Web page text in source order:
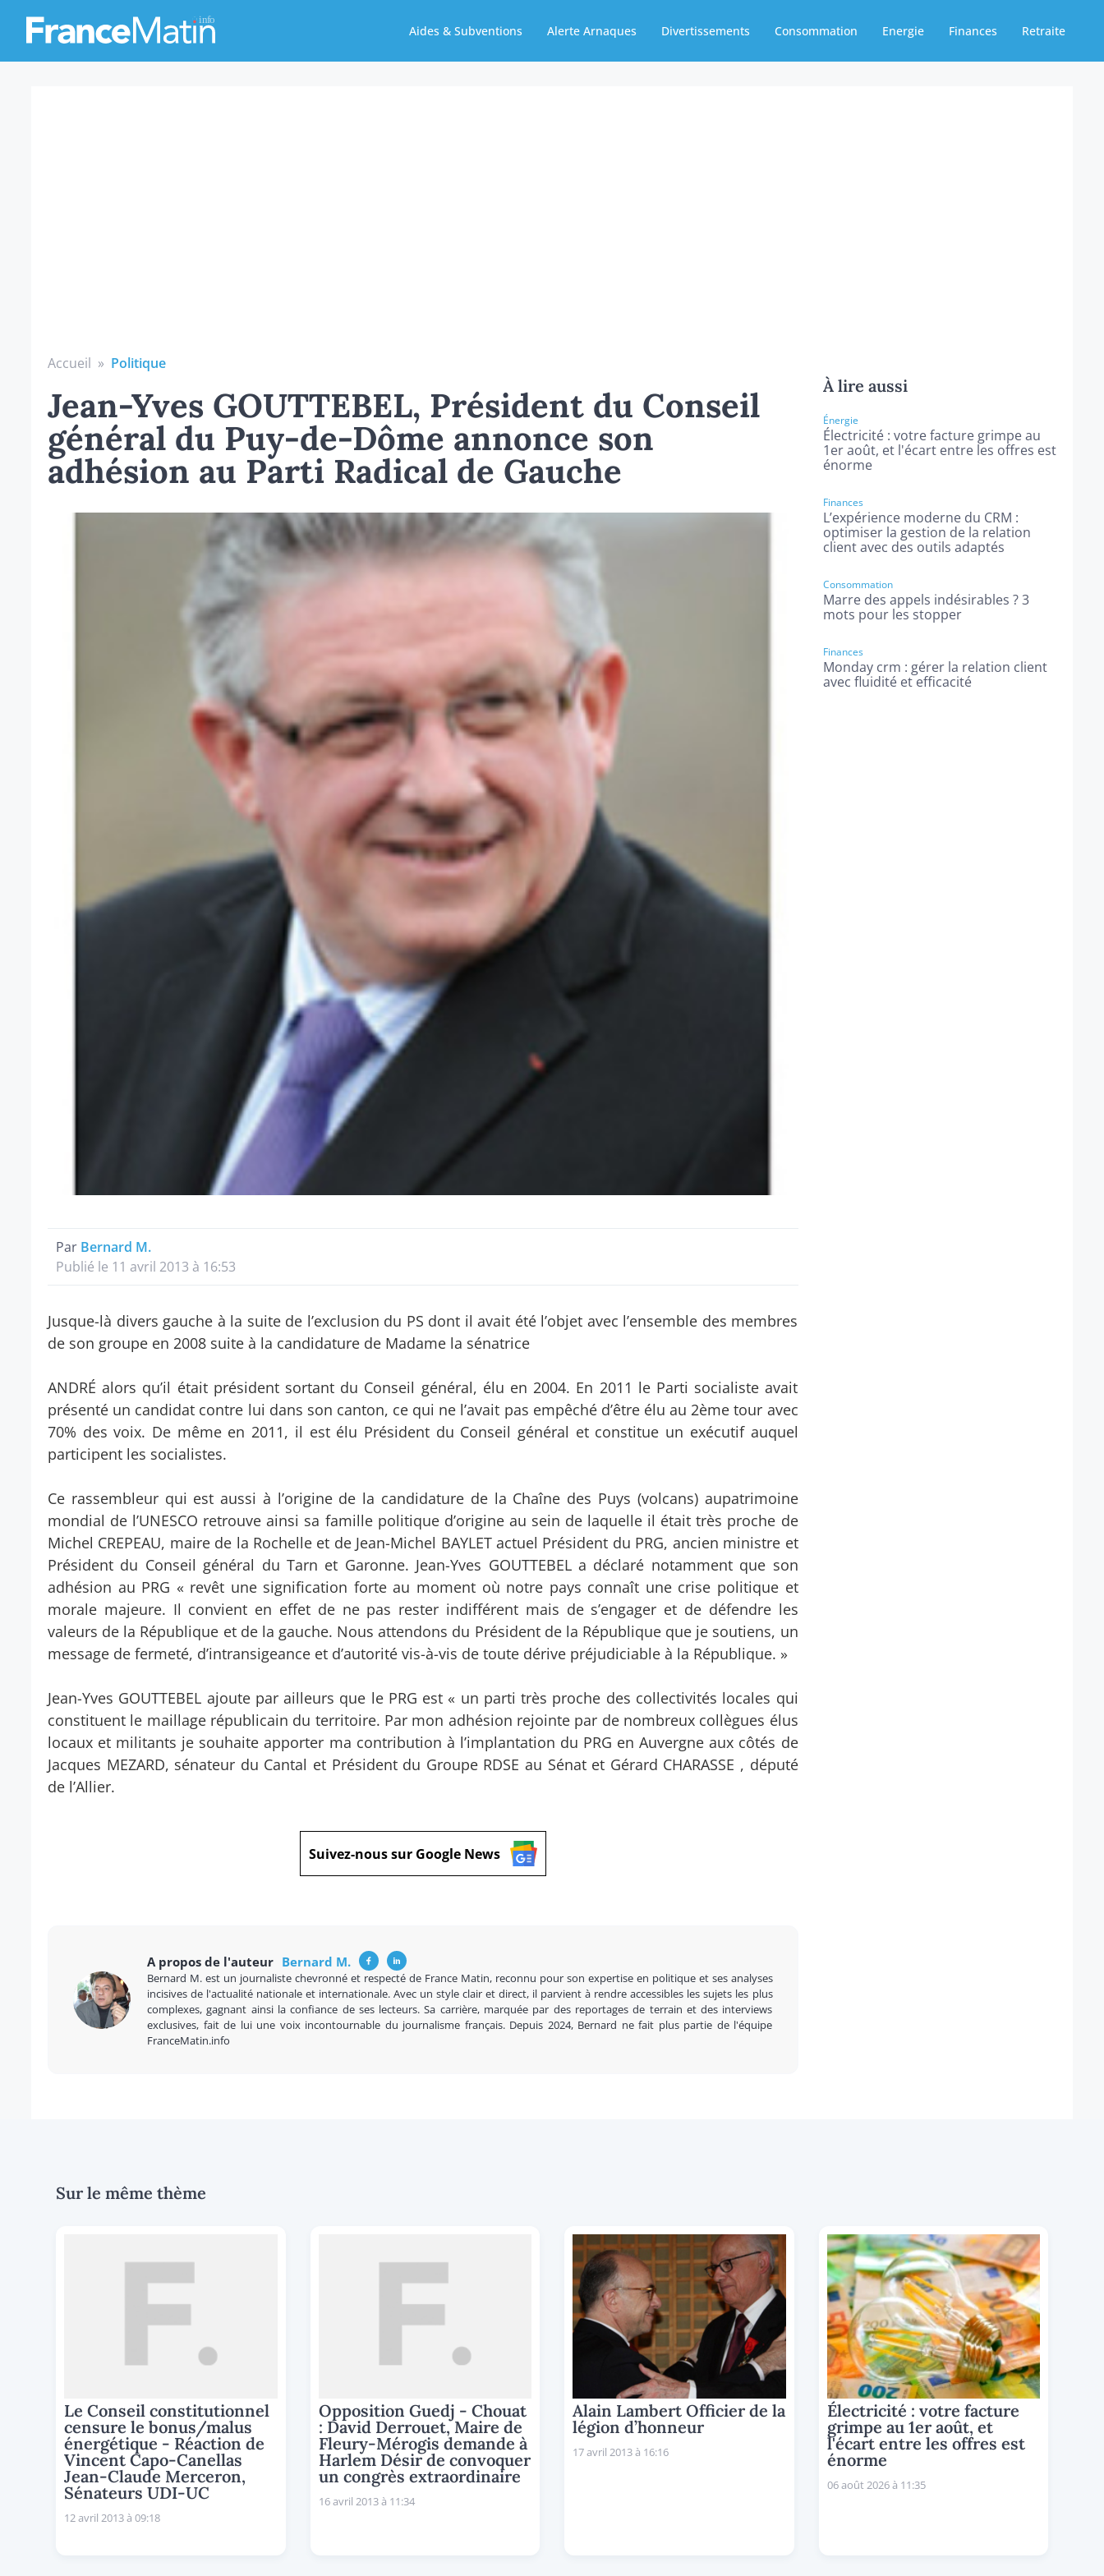
Aides & Subventions Alerte Arnaques Divertissements Consommation Energie Finances Retraite
Accueil » Politique
Jean-Yves GOUTTEBEL, Président du Conseil
général du Puy-de-Dôme annonce son
adhésion au Parti Radical de Gauche
Par Bernard M.
Publié le 11 avril 2013 à 16:53
Jusque-là divers gauche à la suite de l’exclusion du PS dont il avait été l’objet avec l’ensemble des membres
de son groupe en 2008 suite à la candidature de Madame la sénatrice
ANDRÉ alors qu’il était président sortant du Conseil général, élu en 2004. En 2011 le Parti socialiste avait
présenté un candidat contre lui dans son canton, ce qui ne l’avait pas empêché d’être élu au 2ème tour avec
70% des voix. De même en 2011, il est élu Président du Conseil général et constitue un exécutif auquel
participent les socialistes.
Ce rassembleur qui est aussi à l’origine de la candidature de la Chaîne des Puys (volcans) aupatrimoine
mondial de l’UNESCO retrouve ainsi sa famille politique d’origine au sein de laquelle il était très proche de
Michel CREPEAU, maire de la Rochelle et de Jean-Michel BAYLET actuel Président du PRG, ancien ministre et
Président du Conseil général du Tarn et Garonne. Jean-Yves GOUTTEBEL a déclaré notamment que son
adhésion au PRG « revêt une signification forte au moment où notre pays connaît une crise politique et
morale majeure. Il convient en effet de ne pas rester indifférent mais de s’engager et de défendre les
valeurs de la République et de la gauche. Nous attendons du Président de la République que je soutiens, un
message de fermeté, d’intransigeance et d’autorité vis-à-vis de toute dérive préjudiciable à la République. »
Jean-Yves GOUTTEBEL ajoute par ailleurs que le PRG est « un parti très proche des collectivités locales qui
constituent le maillage républicain du territoire. Par mon adhésion rejointe par de nombreux collègues élus
locaux et militants je souhaite apporter ma contribution à l’implantation du PRG en Auvergne aux côtés de
Jacques MEZARD, sénateur du Cantal et Président du Groupe RDSE au Sénat et Gérard CHARASSE , député
de l’Allier.
Suivez-nous sur Google News
A propos de l'auteur Bernard M.
Bernard M. est un journaliste chevronné et respecté de France Matin, reconnu pour son expertise en politique et ses analyses
incisives de l'actualité nationale et internationale. Avec un style clair et direct, il parvient à rendre accessibles les sujets les plus
complexes, gagnant ainsi la confiance de ses lecteurs. Sa carrière, marquée par des reportages de terrain et des interviews
exclusives, fait de lui une voix incontournable du journalisme français. Depuis 2024, Bernard ne fait plus partie de l'équipe
FranceMatin.info
À lire aussi
Énergie
Électricité : votre facture grimpe au
1er août, et l'écart entre les offres est
énorme
Finances
L’expérience moderne du CRM :
optimiser la gestion de la relation
client avec des outils adaptés
Consommation
Marre des appels indésirables ? 3
mots pour les stopper
Finances
Monday crm : gérer la relation client
avec fluidité et efficacité
Sur le même thème
Le Conseil constitutionnel
censure le bonus/malus
énergétique - Réaction de
Vincent Capo-Canellas
Jean-Claude Merceron,
Sénateurs UDI-UC
12 avril 2013 à 09:18
Opposition Guedj - Chouat
: David Derrouet, Maire de
Fleury-Mérogis demande à
Harlem Désir de convoquer
un congrès extraordinaire
16 avril 2013 à 11:34
Alain Lambert Officier de la
légion d’honneur
17 avril 2013 à 16:16
Électricité : votre facture
grimpe au 1er août, et
l'écart entre les offres est
énorme
06 août 2026 à 11:35